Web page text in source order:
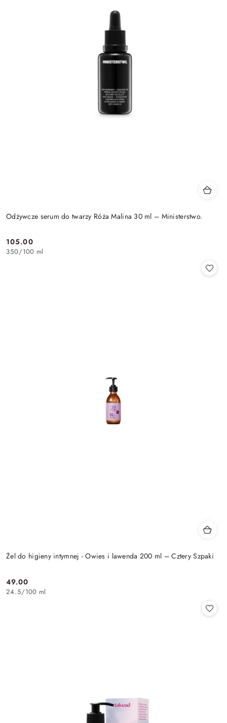
Odżywcze serum do twarzy Róża Malina 30 ml – Ministerstwo.
Cena:
105.00
350/100 ml
Żel do higieny intymnej - Owies i lawenda 200 ml – Cztery Szpaki
Cena:
49.00
24.5/100 ml